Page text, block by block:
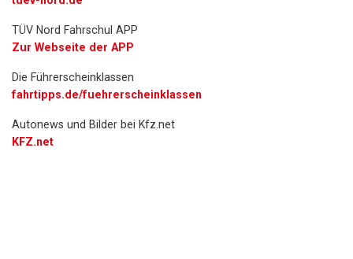
TÜV Nord Fahrschul APP
Zur Webseite der APP
Die Führerscheinklassen
fahrtipps.de/fuehrerscheinklassen
Autonews und Bilder bei Kfz.net
KFZ.net